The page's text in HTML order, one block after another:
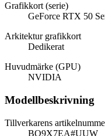
Grafikkort (serie)
GeForce RTX 50
Arkitektur grafikkort
Dedikerat
Huvudmärke (GPU)
NVIDIA
Modellbeskrivning
Tillverkarens
BQ9X7EA#UUW